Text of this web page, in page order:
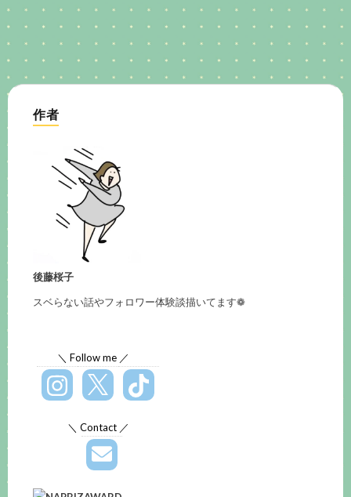
作者
後藤桜子
スベらない話やフォロワー体験談描いてます❁
＼ Follow me ／
＼ Contact ／